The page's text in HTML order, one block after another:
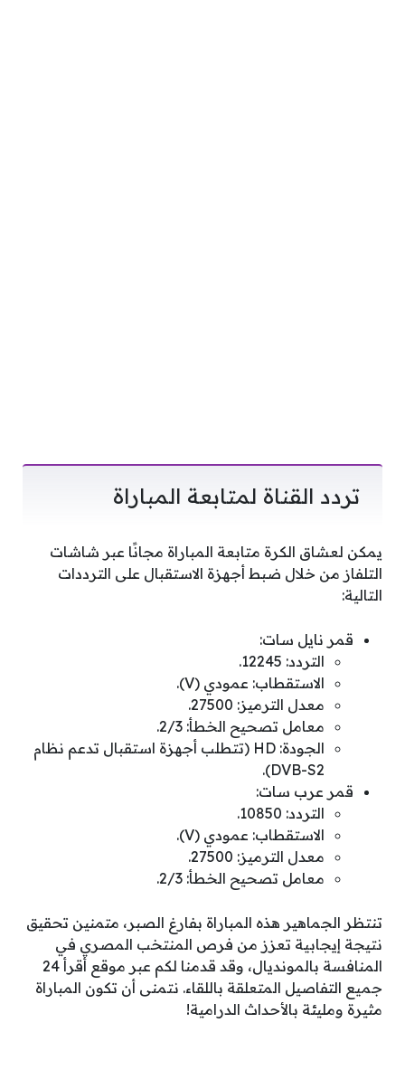
تردد القناة لمتابعة المباراة
يمكن لعشاق الكرة متابعة المباراة مجانًا عبر شاشات
التلفاز من خلال ضبط أجهزة الاستقبال على الترددات
التالية:
قمر نايل سات:
التردد: 12245.
الاستقطاب: عمودي (V).
معدل الترميز: 27500.
معامل تصحيح الخطأ: 2/3.
الجودة: HD (تتطلب أجهزة استقبال تدعم نظام
DVB-S2).
قمر عرب سات:
التردد: 10850.
الاستقطاب: عمودي (V).
معدل الترميز: 27500.
معامل تصحيح الخطأ: 2/3.
تنتظر الجماهير هذه المباراة بفارغ الصبر، متمنين تحقيق
نتيجة إيجابية تعزز من فرص المنتخب المصري في
المنافسة بالمونديال، وقد قدمنا لكم عبر موقع أقرأ 24
جميع التفاصيل المتعلقة باللقاء. نتمنى أن تكون المباراة
مثيرة ومليئة بالأحداث الدرامية!